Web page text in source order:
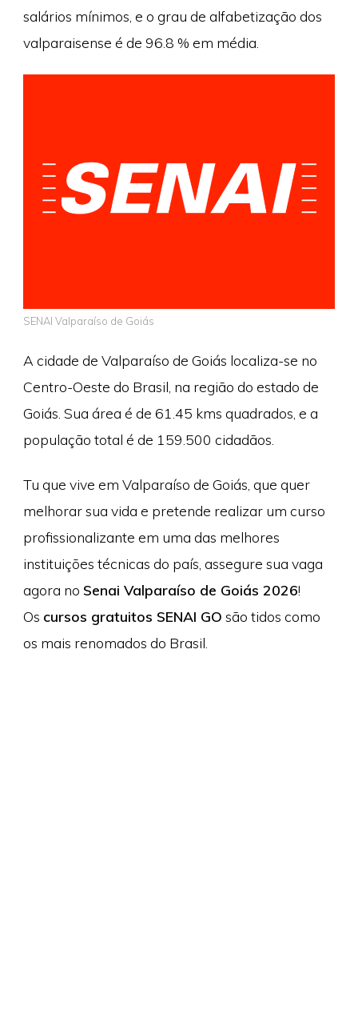
salários mínimos, e o grau de alfabetização dos
valparaisense é de 96.8 % em média.
SENAI Valparaíso de Goiás
A cidade de Valparaíso de Goiás localiza-se no
Centro-Oeste do Brasil, na região do estado de
Goiás. Sua área é de 61.45 kms quadrados, e a
população total é de 159.500 cidadãos.
Tu que vive em Valparaíso de Goiás, que quer
melhorar sua vida e pretende realizar um curso
profissionalizante em uma das melhores
instituições técnicas do país, assegure sua vaga
agora no Senai Valparaíso de Goiás 2026!
Os cursos gratuitos SENAI GO são tidos como
os mais renomados do Brasil.